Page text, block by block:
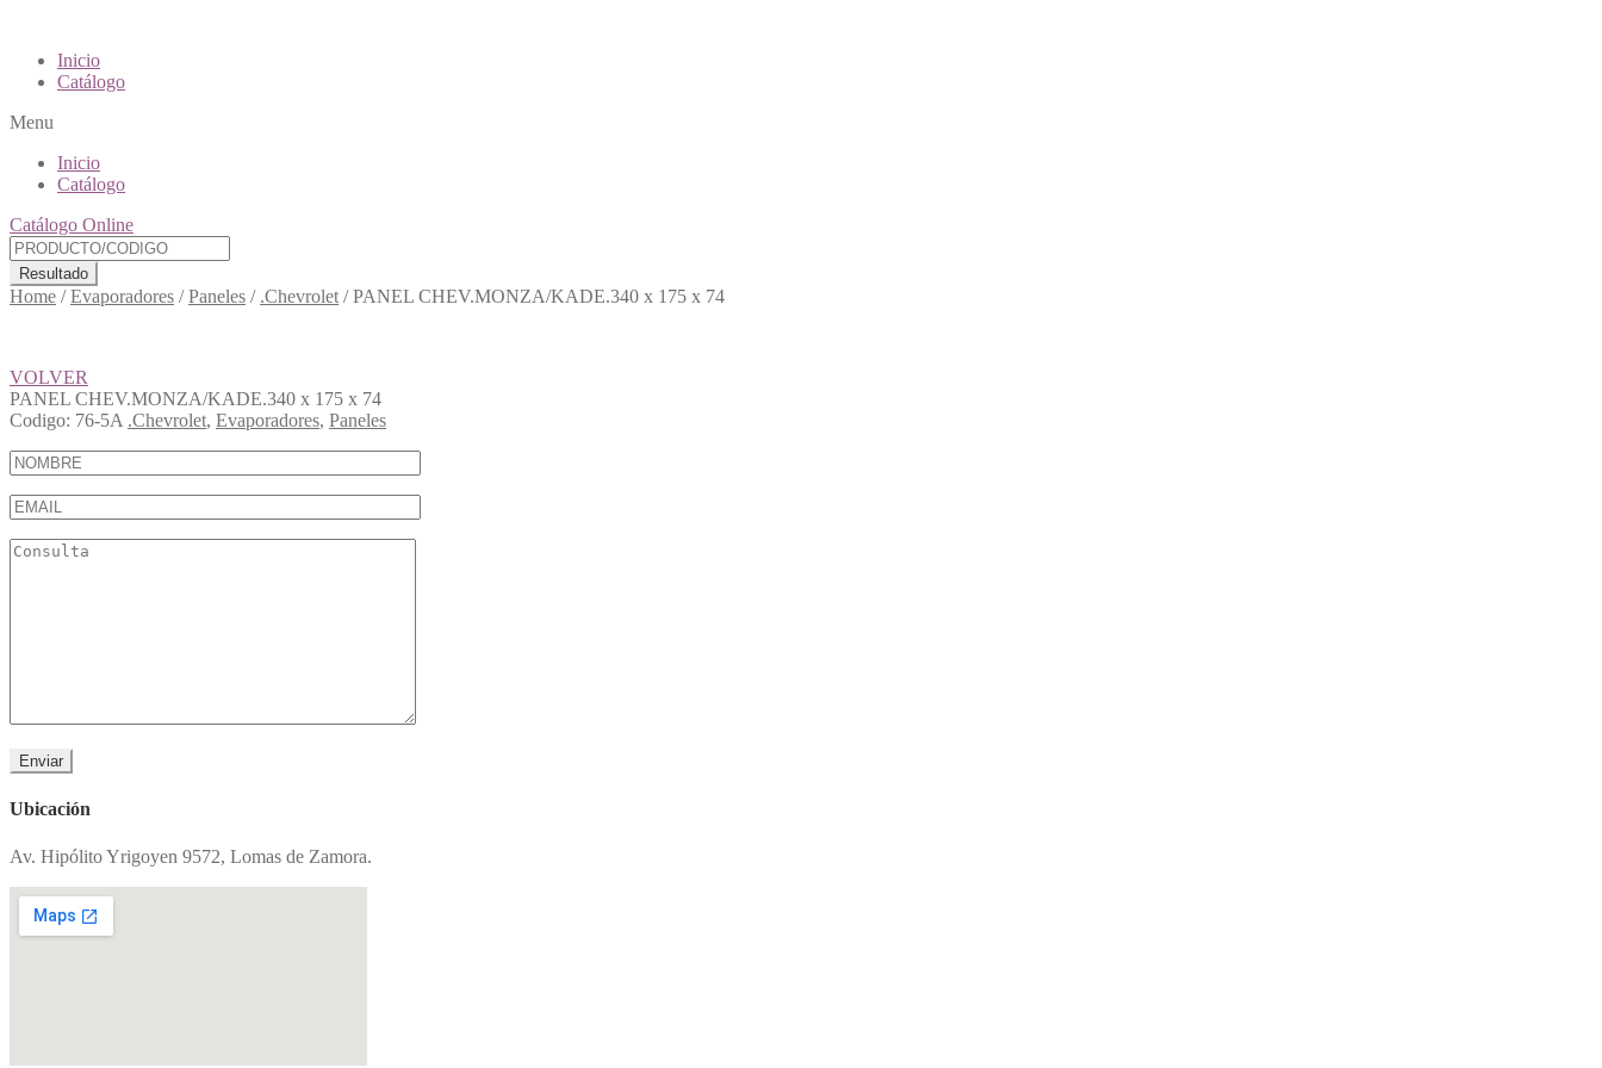
Inicio
Catálogo
Menu
Inicio
Catálogo
Catálogo Online
Resultado
Home /Evaporadores /Paneles / .Chevrolet /PANEL CHEV.MONZA/KADE.340 x 175 x 74
VOLVER
PANEL CHEV.MONZA/KADE.340 x 175 x 74
Codigo: 76-5A .Chevrolet, Evaporadores, Paneles
Ubicación
Av. Hipólito Yrigoyen 9572, Lomas de Zamora.